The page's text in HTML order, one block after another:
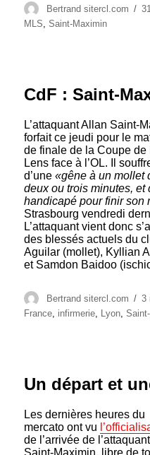
Auteur
Bertrand sitercl.com
MLS,Saint-Maximin
CdF : Saint-
L’attaquant Allan Saint-
forfait ce jeudi pour le
de finale de la Coupe de
Lens face à l’OL. Il
d’une«gêne à un mollet
deux ou trois minutes, et
handicapé pour finir son
Strasbourg vendredi
L’attaquant vient donc
des blessés actuels du
Aguilar (mollet), Kyllian
et Samdon Baidoo
Auteur
Bertrand sitercl.com
le
3
France, infirmerie, Lyon,
Un départ et
Les dernières heures du
mercato ont vu
de l’arrivée de
Saint-Maximin, libre de